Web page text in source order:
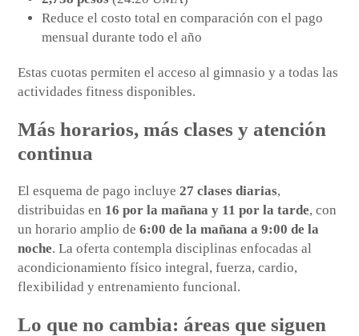
Reduce el costo total en comparación con el pago
mensual durante todo el año
Estas cuotas permiten el acceso al gimnasio y a todas las
actividades fitness disponibles.
Más horarios, más clases y atención
continua
El esquema de pago incluye27 clases diarias,
distribuidas en 16 por la mañana y 11 por la tarde, con
un horario amplio de6:00 de la mañana a 9:00 de la
noche. La oferta contempla disciplinas enfocadas al
acondicionamiento físico integral, fuerza, cardio,
flexibilidad y entrenamiento funcional.
Lo que no cambia: áreas que siguen